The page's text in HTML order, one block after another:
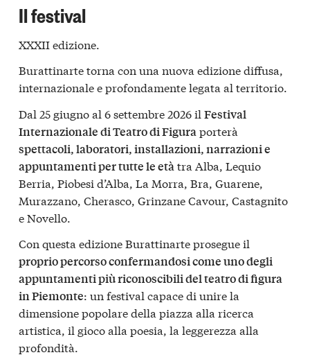
Il festival
XXXII edizione.
Burattinarte torna con una nuova edizione diffusa,
internazionale e profondamente legata al territorio.
Dal 25 giugno al 6 settembre 2026 il Festival
Internazionale di Teatro di Figuraporterà
spettacoli, laboratori, installazioni, narrazioni e
appuntamenti per tutte le etàtra Alba, Lequio
Berria, Piobesi d’Alba, La Morra, Bra, Guarene,
Murazzano, Cherasco, Grinzane Cavour, Castagnito
e Novello.
Con questa edizione Burattinarte prosegue il
proprio percorso confermandosi come uno degli
appuntamenti più riconoscibili del teatro di figura
in Piemonte: un festival capace di unire la
dimensione popolare della piazza alla ricerca
artistica, il gioco alla poesia, la leggerezza alla
profondità.